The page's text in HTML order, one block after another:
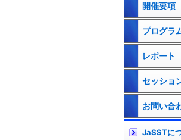
開催要項
プログラ
レポート
セッショ
お問い合
JaSSTに